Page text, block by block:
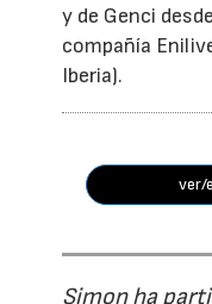
y de Genci
compañía
Iberia).
ver/
Simon ha